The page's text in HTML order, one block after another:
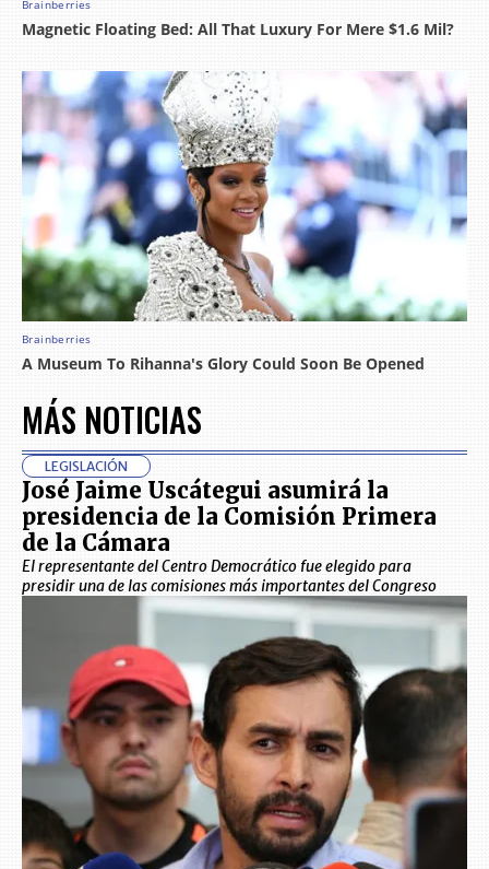
MÁS NOTICIAS
LEGISLACIÓN
José Jaime Uscátegui asumirá la
presidencia de la Comisión Primera
de la Cámara
El representante del Centro Democrático fue elegido para
presidir una de las comisiones más importantes del Congreso